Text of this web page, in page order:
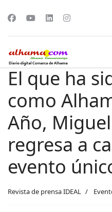
El que ha
como
Año,
regresa a
evento
Revista de prensa IDEAL